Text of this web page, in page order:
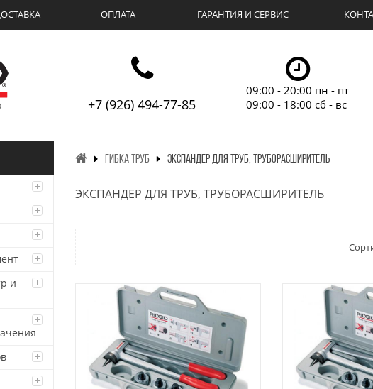
ОПЛАТА ГАРАНТИЯ И СЕРВИС
+7 (926) 494-77-85
09:00 - 20:00 пн - пт
09:00 - 18:00 сб - вс
и
ГИБКА ТРУБ ЭКСПАНДЕР ДЛЯ ТРУБ, ТРУБОРАСШИРИТЕЛЬ
ЭКСПАНДЕР ДЛЯ ТРУБ, ТРУБОРАСШИРИТЕЛЬ